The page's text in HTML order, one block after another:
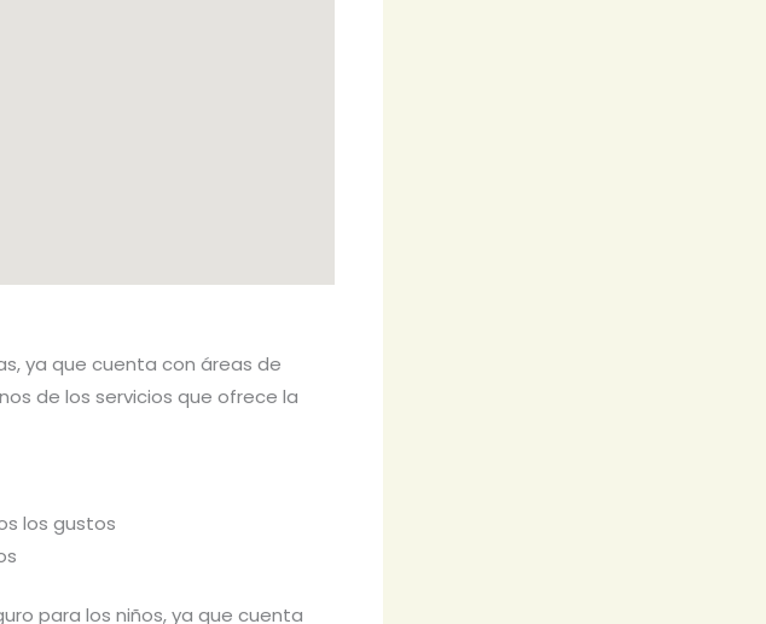
ya que cuenta con áreas de
de los servicios que ofrece la
los gustos
para los niños, ya que cuenta